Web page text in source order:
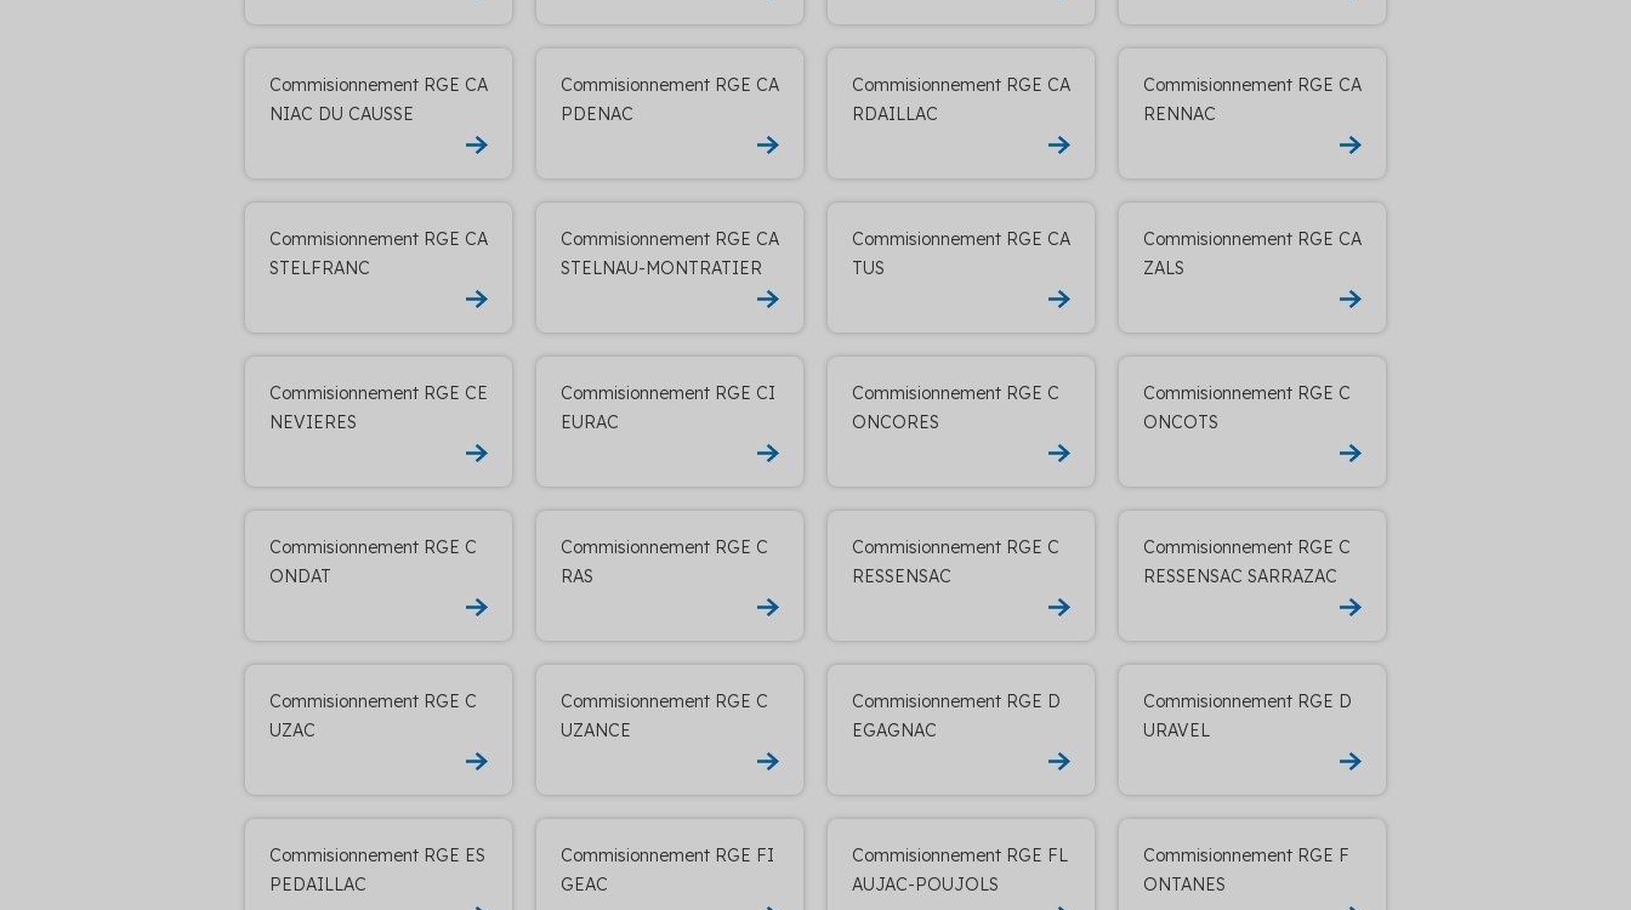
Commisionnement RGE CA
NIAC DU CAUSSE
Commisionnement RGE CA
PDENAC
Commisionnement RGE CA
RDAILLAC
Commisionnement RGE CA
RENNAC
Commisionnement RGE CA
STELFRANC
Commisionnement RGE CA
STELNAU-MONTRATIER
Commisionnement RGE CA
TUS
Commisionnement RGE CA
ZALS
Commisionnement RGE CE
NEVIERES
Commisionnement RGE CI
EURAC
Commisionnement RGE C
ONCORES
Commisionnement RGE C
ONCOTS
Commisionnement RGE C
ONDAT
Commisionnement RGE C
RAS
Commisionnement RGE C
RESSENSAC
Commisionnement RGE C
RESSENSAC SARRAZAC
Commisionnement RGE C
UZAC
Commisionnement RGE C
UZANCE
Commisionnement RGE D
EGAGNAC
Commisionnement RGE D
URAVEL
Commisionnement RGE ES
PEDAILLAC
Commisionnement RGE FI
GEAC
Commisionnement RGE FL
AUJAC-POUJOLS
Commisionnement RGE F
ONTANES